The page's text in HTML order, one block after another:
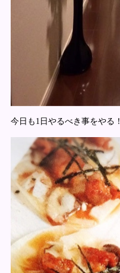
今日も1日やるべき事をやる！